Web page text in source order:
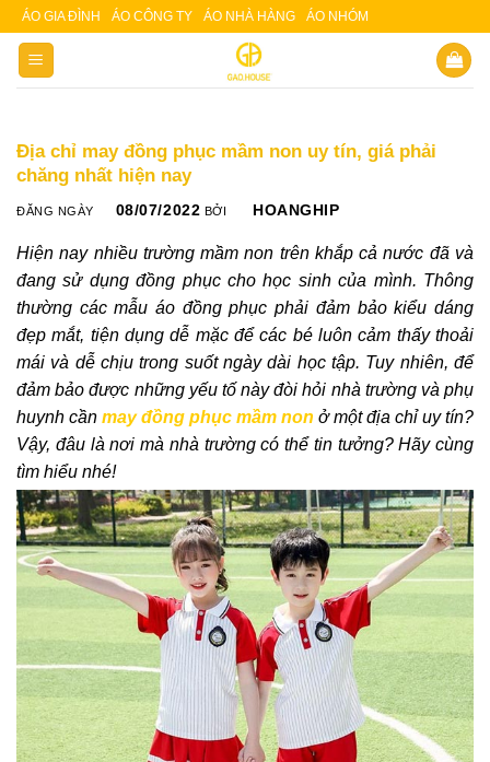
Skip
content
ÁO GIA ĐÌNH ÁO CÔNG TY ÁO NHÀ HÀNG ÁO NHÓM
Địa chỉ may đồng phục mầm non uy tín, giá phải
chăng nhất hiện nay
ĐĂNG NGÀY 08/07/2022 BỞI HOANGHIP
Hiện nay nhiều trường mầm non trên khắp cả nước đã và
đang sử dụng đồng phục cho học sinh của mình. Thông
thường các mẫu áo đồng phục phải đảm bảo kiểu dáng
đẹp mắt, tiện dụng dễ mặc để các bé luôn cảm thấy thoải
mái và dễ chịu trong suốt ngày dài học tập. Tuy nhiên, để
đảm bảo được những yếu tố này đòi hỏi nhà trường và phụ
huynh cần may đồng phục mầm non ở một địa chỉ uy tín?
Vậy, đâu là nơi mà nhà trường có thể tin tưởng? Hãy cùng
tìm hiểu nhé!